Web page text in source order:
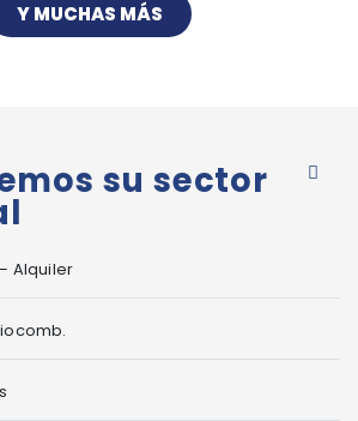
Y MUCHAS MÁS
su sector
Alquiler